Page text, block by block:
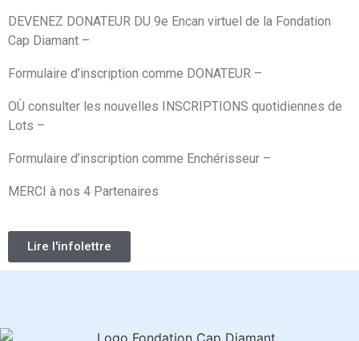
DEVENEZ DONATEUR DU 9e Encan virtuel de la Fondation
Cap Diamant –
Formulaire d’inscription comme DONATEUR –
OÙ consulter les nouvelles INSCRIPTIONS quotidiennes de
Lots –
Formulaire d’inscription comme Enchérisseur –
MERCI à nos 4 Partenaires
Lire l'infolettre